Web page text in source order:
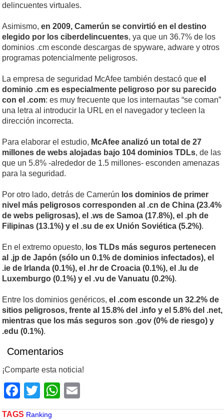
delincuentes virtuales.
Asimismo, en 2009, Camerún se convirtió en el destino
elegido por los ciberdelincuentes, ya que un 36.7% de los
dominios .cm esconde descargas de spyware, adware y otros
programas potencialmente peligrosos.
La empresa de seguridad McAfee también destacó que el
dominio .cm es especialmente peligroso por su parecido
con el .com: es muy frecuente que los internautas “se coman”
una letra al introducir la URL en el navegador y tecleen la
dirección incorrecta.
Para elaborar el estudio, McAfee analizó un total de 27
millones de webs alojadas bajo 104 dominios TDLs, de las
que un 5.8% -alrededor de 1.5 millones- esconden amenazas
para la seguridad.
Por otro lado, detrás de Camerún los dominios de primer
nivel más peligrosos corresponden al .cn de China (23.4%
de webs peligrosas), el .ws de Samoa (17.8%), el .ph de
Filipinas (13.1%) y el .su de ex Unión Soviética (5.2%).
En el extremo opuesto, los TLDs más seguros pertenecen
al .jp de Japón (sólo un 0.1% de dominios infectados), el
.ie de Irlanda (0.1%), el .hr de Croacia (0.1%), el .lu de
Luxemburgo (0.1%) y el .vu de Vanuatu (0.2%).
Entre los dominios genéricos, el .com esconde un 32.2% de
sitios peligrosos, frente al 15.8% del .info y el 5.8% del .net,
mientras que los más seguros son .gov (0% de riesgo) y
.edu (0.1%).
Comentarios
¡Comparte esta noticia!
Facebook
TwitterWhatsApp
TAGS Ranking